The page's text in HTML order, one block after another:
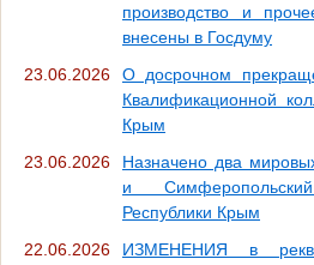
производство и
внесены в Госдуму
23.06.2026
О досрочном
Квалификационной
Крым
23.06.2026
Назначено два
и
Республики Крым
22.06.2026
ИЗМЕНЕНИЯ в